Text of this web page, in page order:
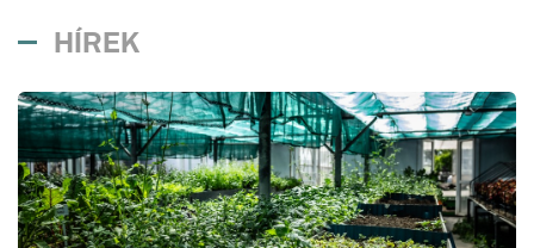
HÍREK